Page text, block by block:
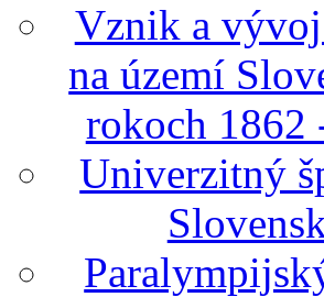
Vznik a
na území
rokoch 1862
Univerzitný